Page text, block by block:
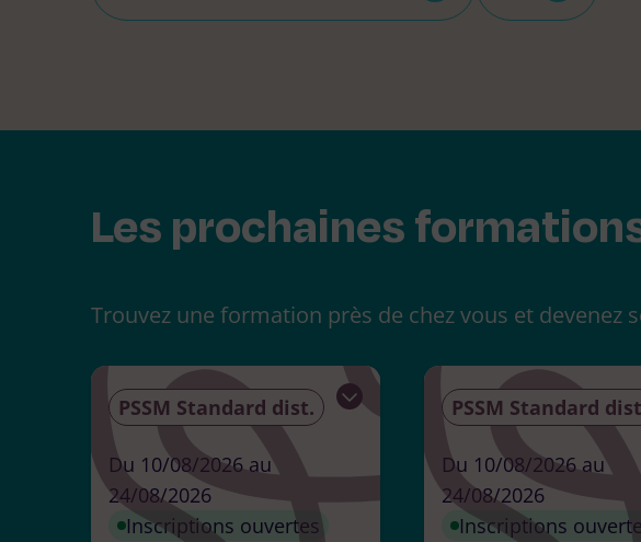
Les prochaines
Trouvez une formation près de chez vous et devenez
PSSM Standard dist. Ouvrir
Du 10/08/2026 au
24/08/2026
Inscriptions ouvertes
PSSM Standard
Du 10/08/2026 au
24/08/2026
Inscriptions